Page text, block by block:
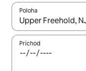
Poloha
Keď budú výsledky
Príchod